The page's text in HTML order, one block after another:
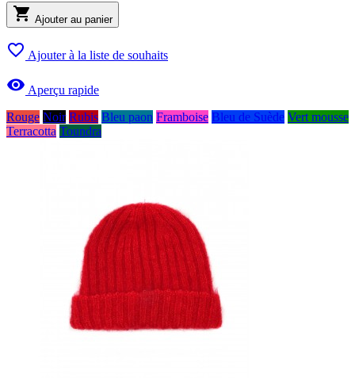
 Ajouter au panier
 Ajouter à la liste de souhaits
 Aperçu rapide
Rouge Noir Rubis Bleu paon Framboise Bleu de Suède Vert mousse
Terracotta Toundra